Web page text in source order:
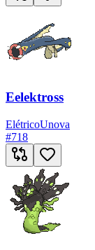
Eelektross
ElétricoUnova
#718